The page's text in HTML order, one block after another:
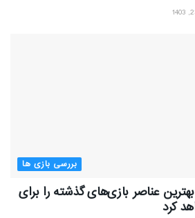
بررسی بازی ها
تیم توسعه Battlefield بهترین عناصر بازی‌های گذشته را برای
کرد